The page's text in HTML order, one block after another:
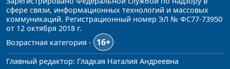
сфере связи, информационных технологий и массовых
коммуникаций. Регистрационный номер ЭЛ № ФС77-73950
от 12 октября 2018 г.
Возрастная категория -
16+
Главный редактор: Гладкая Наталия Андреевна